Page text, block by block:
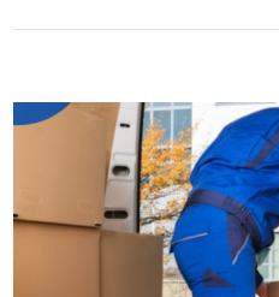
อัตราส่วนความแข็งแรงของเส้
แข็งแกร่งสำหรับขนาดของมัน)
ถูกรวมเข้าด้วยกันในรูปแบบกลุ่ม
ตัวมันเองหรือทอเป็นผ้า คุณสม
ความแข็งแรงสูง ต้านทานแรง